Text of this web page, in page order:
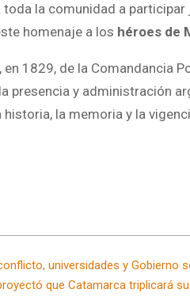
la comunidad a
homenaje a los héroes de
1829, de la Comandancia
presencia y administración
la memoria y la
universidades y Gobierno
que Catamarca triplicará